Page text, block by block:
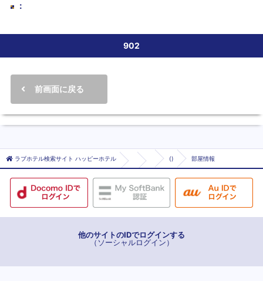
：
902
前画面に戻る
ラブホテル検索サイト ハッピーホテル () 部屋情報
他のサイトのIDでログインする
（ソーシャルログイン）